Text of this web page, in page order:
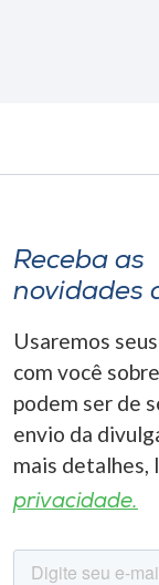
Receba as
novidades
Usaremos
com você
podem ser de
envio da
mais detalhes,
privacidade.